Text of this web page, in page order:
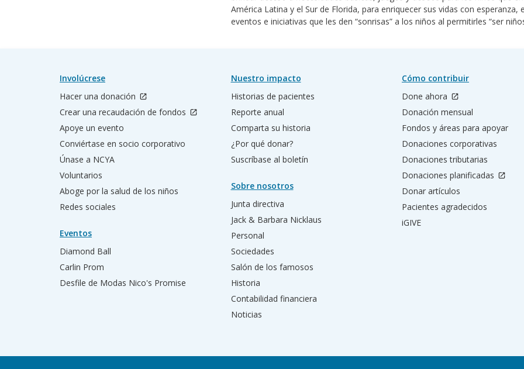
América Latina y el Sur de Florida, para enriquecer sus vidas con
eventos e iniciativas que les den “sonrisas” a los niños al permitirles “ser
Involúcrese
Hacer una donación
Crear una recaudación de fondos
Apoye un evento
Conviértase en socio corporativo
Únase a NCYA
Voluntarios
Aboge por la salud de los niños
Redes sociales
Eventos
Diamond Ball
Carlin Prom
Desfile de Modas Nico's Promise
Nuestro impacto
Historias de pacientes
Reporte anual
Comparta su historia
¿Por qué donar?
Suscríbase al boletín
Sobre nosotros
Junta directiva
Jack & Barbara Nicklaus
Personal
Sociedades
Salón de los famosos
Historia
Contabilidad financiera
Noticias
Cómo contribuir
Done ahora
Donación mensual
Fondos y áreas para apoyar
Donaciones corporativas
Donaciones tributarias
Donaciones planificadas
Donar artículos
Pacientes agradecidos
iGIVE